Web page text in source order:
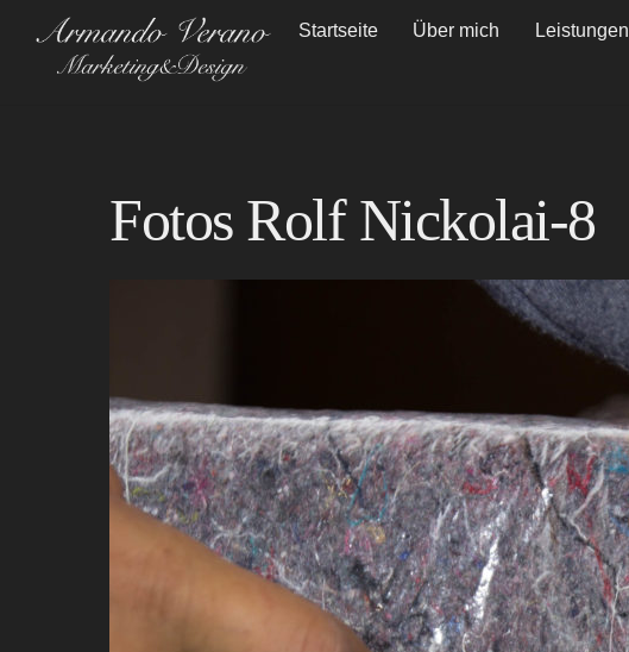
content
Startseite Über mich Leistungen
Fotos Rolf Nickolai-8